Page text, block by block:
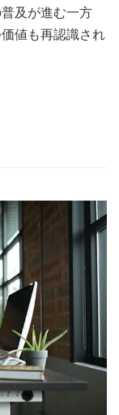
及が進む一方
値も再認識され